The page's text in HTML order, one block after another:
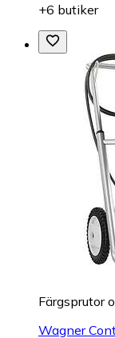
+6 butiker
Färgsprutor
Wagner